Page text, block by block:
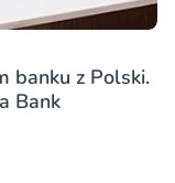
banku z Polski.
Bank